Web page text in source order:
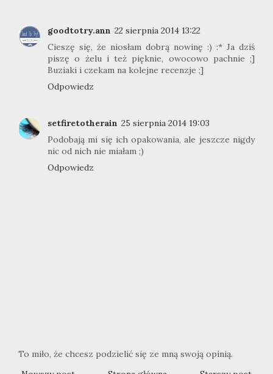
goodtotry.ann 22 sierpnia 2014 13:22
Cieszę się, że niosłam dobrą nowinę :) :* Ja dziś
piszę o żelu i też pięknie, owocowo pachnie ;]
Buziaki i czekam na kolejne recenzje ;]
Odpowiedz
setfiretotherain 25 sierpnia 2014 19:03
Podobają mi się ich opakowania, ale jeszcze nigdy
nic od nich nie miałam ;)
Odpowiedz
To miło, że chcesz podzielić się ze mną swoją opinią.